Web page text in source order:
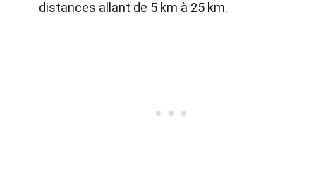
distances allant de 5 km à 25 km.